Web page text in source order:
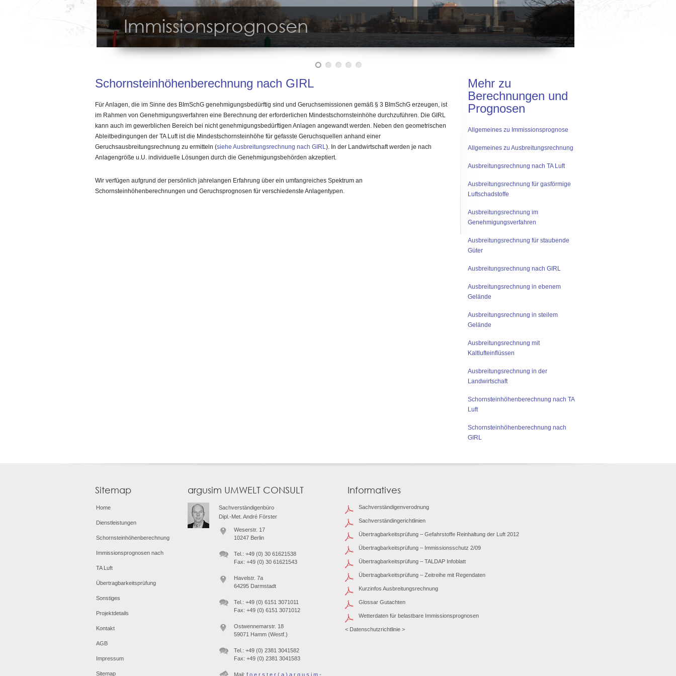
Immissionsprognosen
Übertragbarkeitsprüfung
Schornsteinhöhenberechnung nach GIRL
Für Anlagen, die im Sinne des BImSchG genehmigungsbedürftig sind und Geruchsemissionen gemäß § 3 BImSchG erzeugen, ist
im Rahmen von Genehmigungsverfahren eine Berechnung der erforderlichen Mindestschornsteinhöhe durchzuführen. Die GIRL
kann auch im gewerblichen Bereich bei nicht genehmigungsbedürftigen Anlagen angewandt werden. Neben den geometrischen
Ableitbedingungen der TA Luft ist die Mindestschornsteinhöhe für gefasste Geruchsquellen anhand einer
Geruchsausbreitungsrechnung zu ermitteln (siehe Ausbreitungsrechnung nach GIRL). In der Landwirtschaft werden je nach
Anlagengröße u.U. individuelle Lösungen durch die Genehmigungsbehörden akzeptiert.
Wir verfügen aufgrund der persönlich jahrelangen Erfahrung über ein umfangreiches Spektrum an
Schornsteinhöhenberechnungen und Geruchsprognosen für verschiedenste Anlagentypen.
Mehr zu
Berechnungen und
Prognosen
Allgemeines zu Immissionsprognose
Allgemeines zu Ausbreitungsrechnung
Ausbreitungsrechnung nach TA Luft
Ausbreitungsrechnung für gasförmige
Luftschadstoffe
Ausbreitungsrechnung im
Genehmigungsverfahren
Ausbreitungsrechnung für staubende
Güter
Ausbreitungsrechnung nach GIRL
Ausbreitungsrechnung in ebenem
Gelände
Ausbreitungsrechnung in steilem
Gelände
Ausbreitungsrechnung mit
Kaltlufteinflüssen
Ausbreitungsrechnung in der
Landwirtschaft
Schornsteinhöhenberechnung nach TA
Luft
Schornsteinhöhenberechnung nach
GIRL
Sitemap
Home
Dienstleistungen
Schornsteinhöhenberechnung
Immissionsprognosen nach
TA Luft
Übertragbarkeitsprüfung
Sonstiges
Projektdetails
Kontakt
AGB
Impressum
Sitemap
argusim UMWELT CONSULT
Sachverständigenbüro
Dipl.-Met. André Förster
Weserstr. 17
10247 Berlin
Tel.: +49 (0) 30 61621538
Fax: +49 (0) 30 61621543
Havelstr. 7a
64295 Darmstadt
Tel.: +49 (0) 6151 3071011
Fax: +49 (0) 6151 3071012
Ostwennemarstr. 18
59071 Hamm (Westf.)
Tel.: +49 (0) 2381 3041582
Fax: +49 (0) 2381 3041583
Mail: f o e r s t e r ( a ) a r g u s i m -
Informatives
Sachverständigenverodnung
Sachverständingerichtlinien
Übertragbarkeitsprüfung – Gefahrstoffe Reinhaltung der Luft 2012
Übertragbarkeitsprüfung – Immissionsschutz 2/09
Übertragbarkeitsprüfung – TALDAP Infoblatt
Übertragbarkeitsprüfung – Zeitreihe mit Regendaten
Kurzinfos Ausbreitungsrechnung
Glossar Gutachten
Wetterdaten für belastbare Immissionsprognosen
< Datenschutzrichtlinie >